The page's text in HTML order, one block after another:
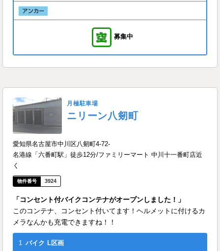
募集中
月極駐車場
ニリーン八剱町
愛知県名古屋市中川区八剱町4-72-
名港線「六番町駅」徒歩12分/ファミリーマート 中川十一番町店近
く
3924
「コンセント付バイクコンテナがオープンしました！」
このコンテナ、コンセント付いてます！ヘルメットに付けるカ
メラなんかも充電できますね！！
1 バイク L区画